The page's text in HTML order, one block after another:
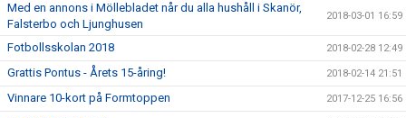
Med en annons i Möllebladet når du alla hushåll i Skanör,
Falsterbo och Ljunghusen
2018-03-01 16:59
Fotbollsskolan 2018 2018-02-28 12:49
Grattis Pontus - Årets 15-åring! 2018-02-14 21:51
Vinnare 10-kort på Formtoppen 2017-12-25 16:56